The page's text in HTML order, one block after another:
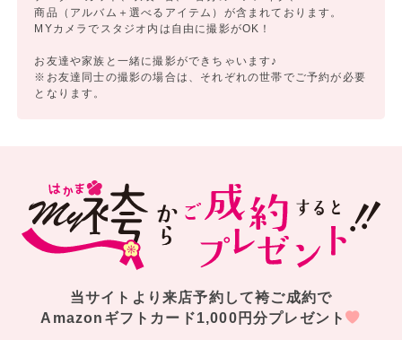
商品（アルバム＋選べるアイテム）が含まれております。
MYカメラでスタジオ内は自由に撮影がOK！
お友達や家族と一緒に撮影ができちゃいます♪
※お友達同士の撮影の場合は、それぞれの世帯でご予約が必要
となります。
当サイトより来店予約して袴ご成約で
Amazonギフトカード1,000円分プレゼント